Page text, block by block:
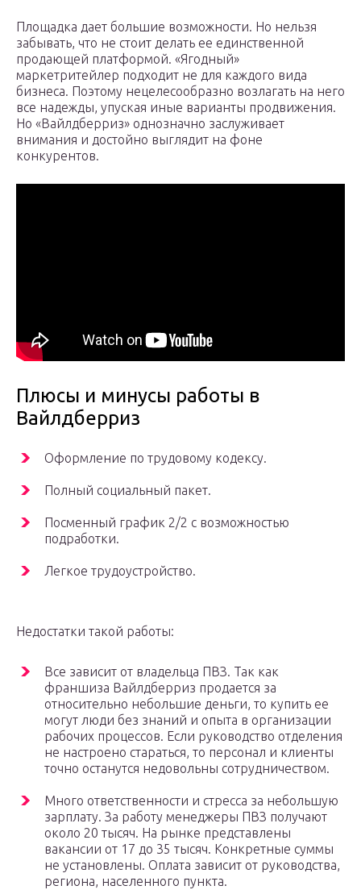
Площадка дает большие возможности. Но нельзя
забывать, что не стоит делать ее единственной
продающей платформой. «Ягодный»
маркетритейлер подходит не для каждого вида
бизнеса. Поэтому нецелесообразно возлагать на него
все надежды, упуская иные варианты продвижения.
Но «Вайлдберриз» однозначно заслуживает
внимания и достойно выглядит на фоне
конкурентов.
Плюсы и минусы работы в
Вайлдберриз
Оформление по трудовому кодексу.
Полный социальный пакет.
Посменный график 2/2 с возможностью
подработки.
Легкое трудоустройство.
Недостатки такой работы:
Все зависит от владельца ПВЗ. Так как
франшиза Вайлдберриз продается за
относительно небольшие деньги, то купить ее
могут люди без знаний и опыта в организации
рабочих процессов. Если руководство отделения
не настроено стараться, то персонал и клиенты
точно останутся недовольны сотрудничеством.
Много ответственности и стресса за небольшую
зарплату. За работу менеджеры ПВЗ получают
около 20 тысяч. На рынке представлены
вакансии от 17 до 35 тысяч. Конкретные суммы
не установлены. Оплата зависит от руководства,
региона, населенного пункта.